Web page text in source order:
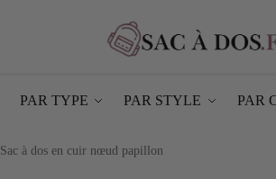
PAR TYPE PAR STYLE PAR
Sac à dos en cuir nœud papillon